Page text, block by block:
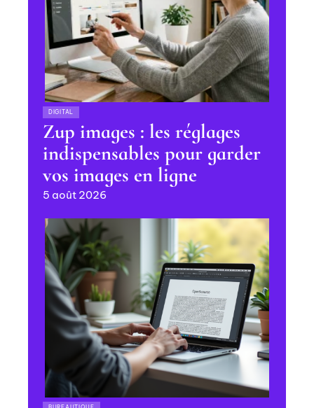
DIGITAL
Zup images : les réglages
indispensables pour garder
vos images en ligne
5 août 2026